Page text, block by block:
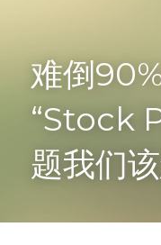
免费咨询
难倒
“Stock
题我们